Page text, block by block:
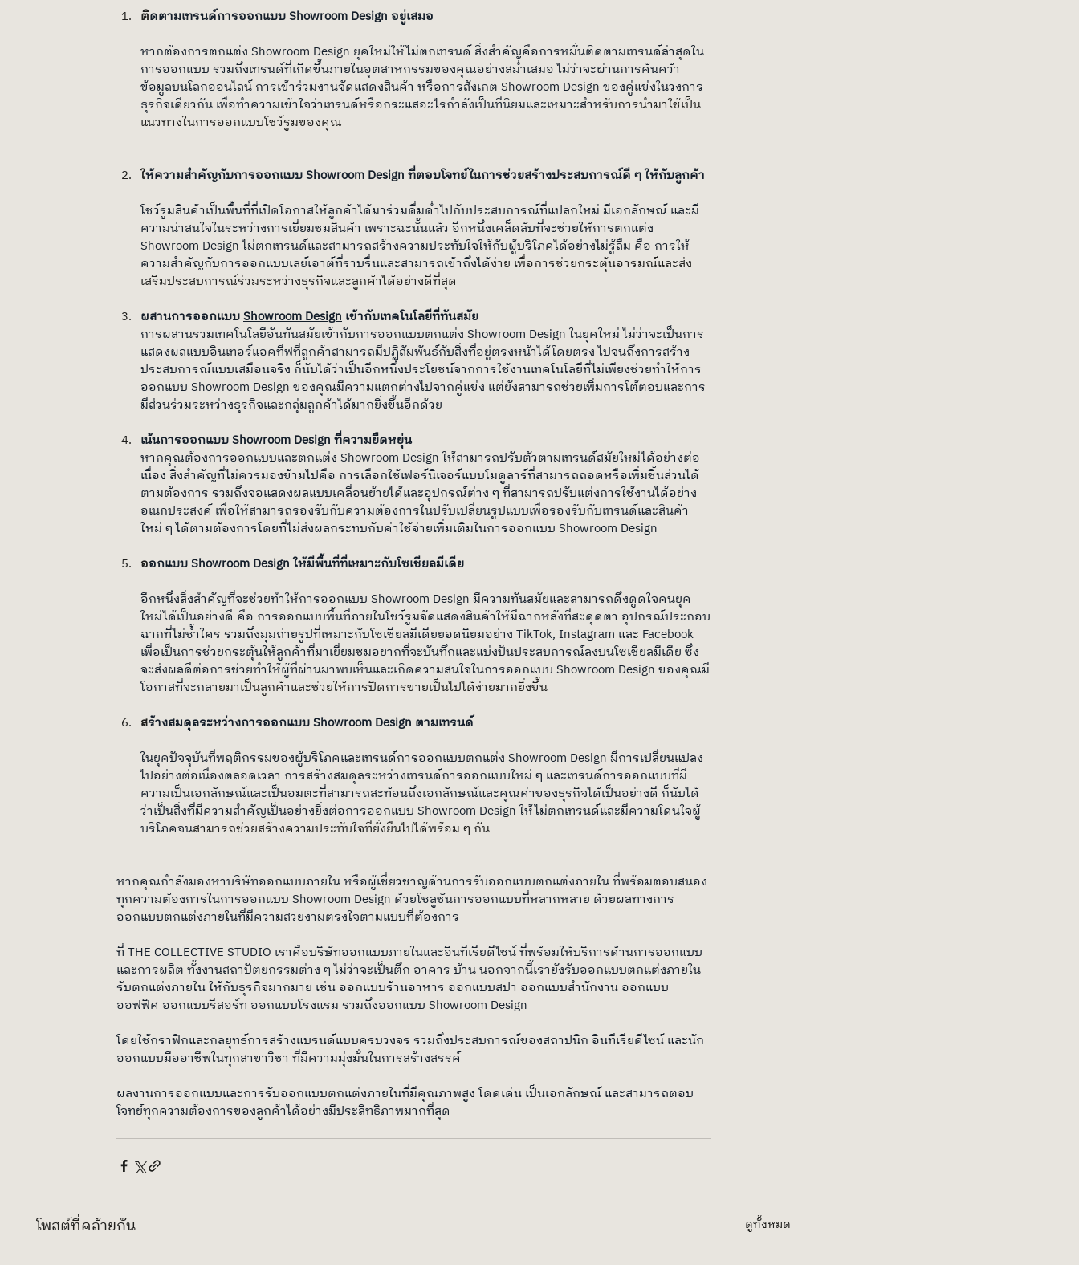
ติดตามเทรนด์การออกแบบ Showroom Design อยู่เสมอ
หากต้องการตกแต่ง Showroom Design ยุคใหม่ให้ไม่ตกเทรนด์ สิ่งสำคัญคือการหมั่นติดตามเทรนด์ล่าสุดใน
การออกแบบ รวมถึงเทรนด์ที่เกิดขึ้นภายในอุตสาหกรรมของคุณอย่างสม่ำเสมอ ไม่ว่าจะผ่านการค้นคว้า
ข้อมูลบนโลกออนไลน์ การเข้าร่วมงานจัดแสดงสินค้า หรือการสังเกต Showroom Design ของคู่แข่งในวงการ
ธุรกิจเดียวกัน เพื่อทำความเข้าใจว่าเทรนด์หรือกระแสอะไรกำลังเป็นที่นิยมและเหมาะสำหรับการนำมาใช้เป็น
แนวทางในการออกแบบโชว์รูมของคุณ
ให้ความสำคัญกับการออกแบบ Showroom Design ที่ตอบโจทย์ในการช่วยสร้างประสบการณ์ดี ๆ ให้กับลูกค้า
โชว์รูมสินค้าเป็นพื้นที่ที่เปิดโอกาสให้ลูกค้าได้มาร่วมดื่มด่ำไปกับประสบการณ์ที่แปลกใหม่ มีเอกลักษณ์ และมี
ความน่าสนใจในระหว่างการเยี่ยมชมสินค้า เพราะฉะนั้นแล้ว อีกหนึ่งเคล็ดลับที่จะช่วยให้การตกแต่ง
Showroom Design ไม่ตกเทรนด์และสามารถสร้างความประทับใจให้กับผู้บริโภคได้อย่างไม่รู้ลืม คือ การให้
ความสำคัญกับการออกแบบเลย์เอาต์ที่ราบรื่นและสามารถเข้าถึงได้ง่าย เพื่อการช่วยกระตุ้นอารมณ์และส่ง
เสริมประสบการณ์ร่วมระหว่างธุรกิจและลูกค้าได้อย่างดีที่สุด
ผสานการออกแบบ Showroom Design เข้ากับเทคโนโลยีที่ทันสมัย
การผสานรวมเทคโนโลยีอันทันสมัยเข้ากับการออกแบบตกแต่ง Showroom Design ในยุคใหม่ ไม่ว่าจะเป็นการ
แสดงผลแบบอินเทอร์แอคทีฟที่ลูกค้าสามารถมีปฏิสัมพันธ์กับสิ่งที่อยู่ตรงหน้าได้โดยตรง ไปจนถึงการสร้าง
ประสบการณ์แบบเสมือนจริง ก็นับได้ว่าเป็นอีกหนึ่งประโยชน์จากการใช้งานเทคโนโลยีที่ไม่เพียงช่วยทำให้การ
ออกแบบ Showroom Design ของคุณมีความแตกต่างไปจากคู่แข่ง แต่ยังสามารถช่วยเพิ่มการโต้ตอบและการ
มีส่วนร่วมระหว่างธุรกิจและกลุ่มลูกค้าได้มากยิ่งขึ้นอีกด้วย
เน้นการออกแบบ Showroom Design ที่ความยืดหยุ่น
หากคุณต้องการออกแบบและตกแต่ง Showroom Design ให้สามารถปรับตัวตามเทรนด์สมัยใหม่ได้อย่างต่อ
เนื่อง สิ่งสำคัญที่ไม่ควรมองข้ามไปคือ การเลือกใช้เฟอร์นิเจอร์แบบโมดูลาร์ที่สามารถถอดหรือเพิ่มชิ้นส่วนได้
ตามต้องการ รวมถึงจอแสดงผลแบบเคลื่อนย้ายได้และอุปกรณ์ต่าง ๆ ที่สามารถปรับแต่งการใช้งานได้อย่าง
อเนกประสงค์ เพื่อให้สามารถรองรับกับความต้องการในปรับเปลี่ยนรูปแบบเพื่อรองรับกับเทรนด์และสินค้า
ใหม่ ๆ ได้ตามต้องการโดยที่ไม่ส่งผลกระทบกับค่าใช้จ่ายเพิ่มเติมในการออกแบบ Showroom Design
ออกแบบ Showroom Design ให้มีพื้นที่ที่เหมาะกับโซเชียลมีเดีย
อีกหนึ่งสิ่งสำคัญที่จะช่วยทำให้การออกแบบ Showroom Design มีความทันสมัยและสามารถดึงดูดใจคนยุค
ใหม่ได้เป็นอย่างดี คือ การออกแบบพื้นที่ภายในโชว์รูมจัดแสดงสินค้าให้มีฉากหลังที่สะดุดตา อุปกรณ์ประกอบ
ฉากที่ไม่ซ้ำใคร รวมถึงมุมถ่ายรูปที่เหมาะกับโซเชียลมีเดียยอดนิยมอย่าง TikTok, Instagram และ Facebook
เพื่อเป็นการช่วยกระตุ้นให้ลูกค้าที่มาเยี่ยมชมอยากที่จะบันทึกและแบ่งปันประสบการณ์ลงบนโซเชียลมีเดีย ซึ่ง
จะส่งผลดีต่อการช่วยทำให้ผู้ที่ผ่านมาพบเห็นและเกิดความสนใจในการออกแบบ Showroom Design ของคุณมี
โอกาสที่จะกลายมาเป็นลูกค้าและช่วยให้การปิดการขายเป็นไปได้ง่ายมากยิ่งขึ้น
สร้างสมดุลระหว่างการออกแบบ Showroom Design ตามเทรนด์
ในยุคปัจจุบันที่พฤติกรรมของผู้บริโภคและเทรนด์การออกแบบตกแต่ง Showroom Design มีการเปลี่ยนแปลง
ไปอย่างต่อเนื่องตลอดเวลา การสร้างสมดุลระหว่างเทรนด์การออกแบบใหม่ ๆ และเทรนด์การออกแบบที่มี
ความเป็นเอกลักษณ์และเป็นอมตะที่สามารถสะท้อนถึงเอกลักษณ์และคุณค่าของธุรกิจได้เป็นอย่างดี ก็นับได้
ว่าเป็นสิ่งที่มีความสำคัญเป็นอย่างยิ่งต่อการออกแบบ Showroom Design ให้ไม่ตกเทรนด์และมีความโดนใจผู้
บริโภคจนสามารถช่วยสร้างความประทับใจที่ยั่งยืนไปได้พร้อม ๆ กัน
หากคุณกำลังมองหาบริษัทออกแบบภายใน หรือผู้เชี่ยวชาญด้านการรับออกแบบตกแต่งภายใน ที่พร้อมตอบสนอง
ทุกความต้องการในการออกแบบ Showroom Design ด้วยโซลูชันการออกแบบที่หลากหลาย ด้วยผลทางการ
ออกแบบตกแต่งภายในที่มีความสวยงามตรงใจตามแบบที่ต้องการ
ที่ THE COLLECTIVE STUDIO เราคือบริษัทออกแบบภายในและอินทีเรียดีไซน์ ที่พร้อมให้บริการด้านการออกแบบ
และการผลิต ทั้งงานสถาปัตยกรรมต่าง ๆ ไม่ว่าจะเป็นตึก อาคาร บ้าน นอกจากนี้เรายังรับออกแบบตกแต่งภายใน
รับตกแต่งภายใน ให้กับธุรกิจมากมาย เช่น ออกแบบร้านอาหาร ออกแบบสปา ออกแบบสำนักงาน ออกแบบ
ออฟฟิศ ออกแบบรีสอร์ท ออกแบบโรงแรม รวมถึงออกแบบ Showroom Design
โดยใช้กราฟิกและกลยุทธ์การสร้างแบรนด์แบบครบวงจร รวมถึงประสบการณ์ของสถาปนิก อินทีเรียดีไซน์ และนัก
ออกแบบมืออาชีพในทุกสาขาวิชา ที่มีความมุ่งมั่นในการสร้างสรรค์
ผลงานการออกแบบและการรับออกแบบตกแต่งภายในที่มีคุณภาพสูง โดดเด่น เป็นเอกลักษณ์ และสามารถตอบ
โจทย์ทุกความต้องการของลูกค้าได้อย่างมีประสิทธิภาพมากที่สุด
โพสต์ที่คล้ายกัน ดูทั้งหมด